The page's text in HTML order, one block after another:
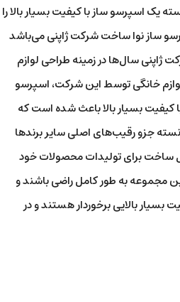
اسپرسو ساز با کیفیت بسیار بالا را
ساز نوا ساخت شرکت ژاپنی می‌باشد
سال‌ها در زمینه طراحی لوازم
خانگی توسط این شرکت، اسپرسو
کیفیت بسیار بالا باعث شده است که
جزو رقیب‌های اصلی سایر برندها
ساخت برای تولیدات محصولات خود
مجموعه به طور کامل راضی باشند و
بالایی برخوردار هستند و در